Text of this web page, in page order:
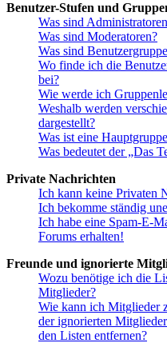
Benutzer-Stufen und
Was sind
Was sind Moderatoren?
Was sind
Wo finde ich die
bei?
Wie werde ich
Weshalb werden
dargestellt?
Was ist eine
Was bedeutet der „Das
Private Nachrichten
Ich kann keine Privaten
Ich bekomme ständig
Ich habe eine Spam-E-
Forums erhalten!
Freunde und ignorierte
Wozu benötige ich die
Mitglieder?
Wie kann ich Mitglieder
der ignorierten
den Listen entfernen?